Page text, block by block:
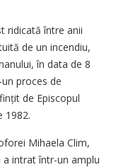
ridicată între anii
de un incendiu,
în data de 8
proces de
de Episcopul
1982.
Mihaela Clim,
intrat într-un amplu